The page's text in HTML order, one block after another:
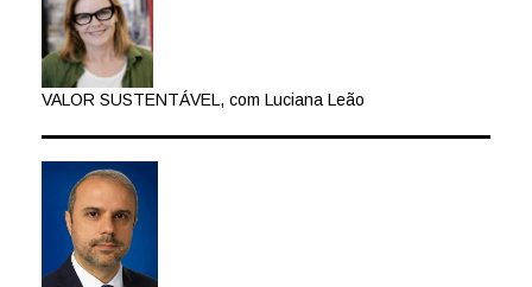
VALOR SUSTENTÁVEL, com Luciana Leão